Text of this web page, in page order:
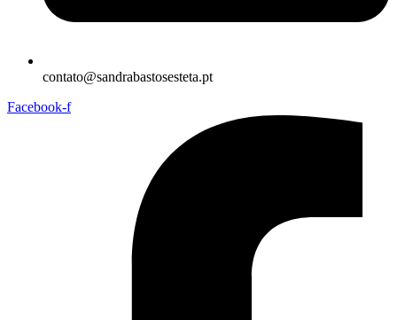
contato@sandrabastosesteta.pt
Facebook-f